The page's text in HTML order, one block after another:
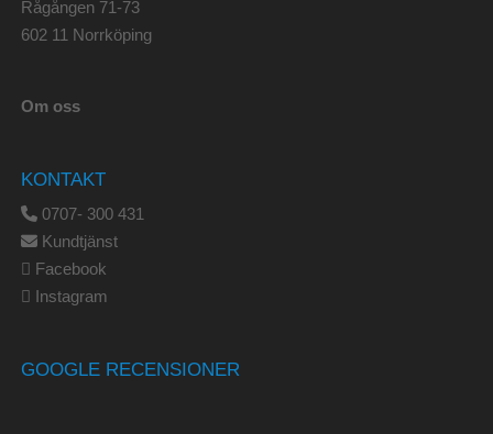
Rågången 71-73
602 11 Norrköping
Om oss
KONTAKT
0707- 300 431
Kundtjänst
Facebook
Instagram
GOOGLE RECENSIONER